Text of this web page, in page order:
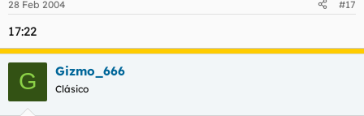
28 Feb 2004 #17
17:22
G Gizmo_666
Clásico